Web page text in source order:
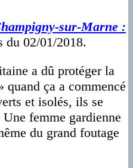
sur-Marne :
du 02/01/2018.
a dû protéger la
quand ça a commencé
et isolés, ils se
femme gardienne
du grand foutage